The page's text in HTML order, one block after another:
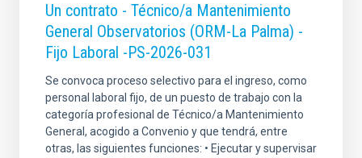
Un contrato - Técnico/a Mantenimiento
General Observatorios (ORM-La Palma) -
Fijo Laboral -PS-2026-031
Se convoca proceso selectivo para el ingreso, como
personal laboral fijo, de un puesto de trabajo con la
categoría profesional de Técnico/a Mantenimiento
General, acogido a Convenio y que tendrá, entre
otras, las siguientes funciones: • Ejecutar y supervisar